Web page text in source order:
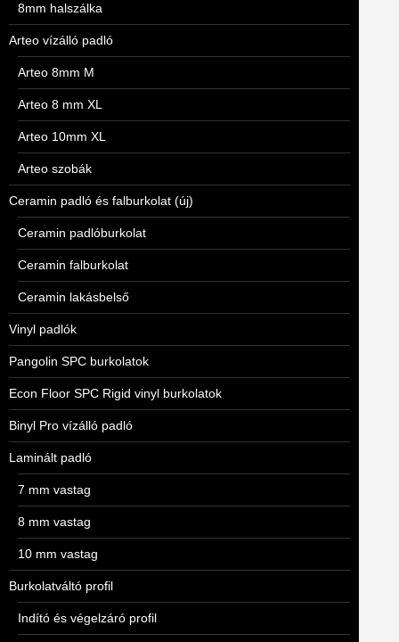
8mm halszálka
Arteo vízálló padló
Arteo 8mm M
Arteo 8 mm XL
Arteo 10mm XL
Arteo szobák
Ceramin padló és falburkolat (új)
Ceramin padlóburkolat
Ceramin falburkolat
Ceramin lakásbelső
Vinyl padlók
Pangolin SPC burkolatok
Econ Floor SPC Rigid vinyl burkolatok
Binyl Pro vízálló padló
Laminált padló
7 mm vastag
8 mm vastag
10 mm vastag
Burkolatváltó profil
Indító és végelzáró profil